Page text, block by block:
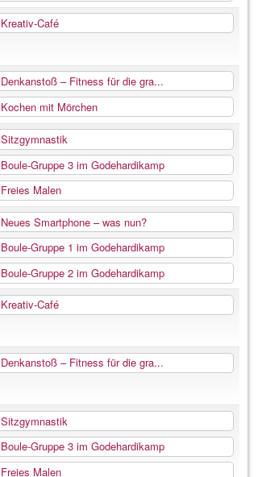
Kreativ-Café
Denkanstoß – Fitness für die gra...
Kochen mit Mörchen
Sitzgymnastik
Boule-Gruppe 3 im Godehardikamp
Freies Malen
Neues Smartphone – was nun?
Boule-Gruppe 1 im Godehardikamp
Boule-Gruppe 2 im Godehardikamp
Kreativ-Café
Denkanstoß – Fitness für die gra...
Sitzgymnastik
Boule-Gruppe 3 im Godehardikamp
Freies Malen